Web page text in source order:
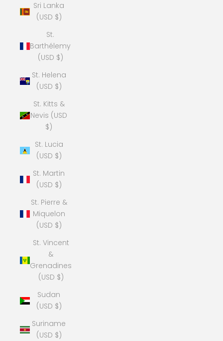
Sri Lanka
(USD $)
St.
Barthélemy
(USD $)
St. Helena
(USD $)
St. Kitts &
Nevis (USD
$)
St. Lucia
(USD $)
St. Martin
(USD $)
St. Pierre &
Miquelon
(USD $)
St. Vincent
&
Grenadines
(USD $)
Sudan
(USD $)
Suriname
(USD $)